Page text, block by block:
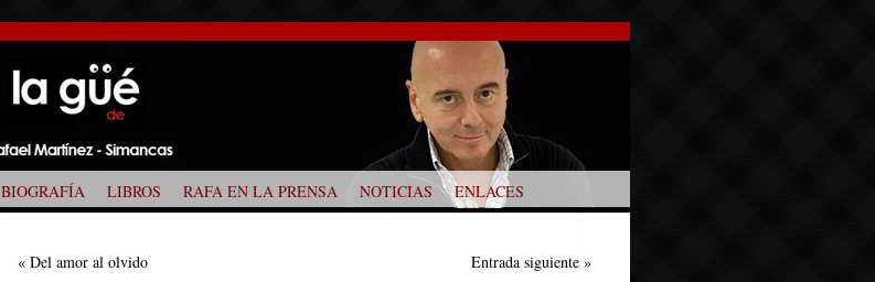
BIOGRAFÍA LIBROS RAFA EN LA PRENSA NOTICIAS ENLACES
« Del amor al olvido Entrada siguiente »